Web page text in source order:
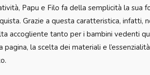
Papu e Filo fa della semplicità la sua
Grazie a questa caratteristica, infatti,
accogliente tanto per i bambini vedenti
pagina, la scelta dei materiali e